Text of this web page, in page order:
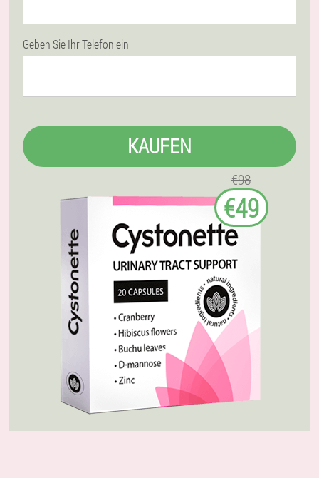
Geben Sie Ihr Telefon ein
KAUFEN
€98
€49